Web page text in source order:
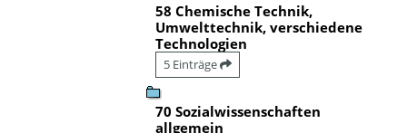
58 Chemische Technik,
Umwelttechnik, verschiedene
Technologien
5 Einträge
70 Sozialwissenschaften
allgemein